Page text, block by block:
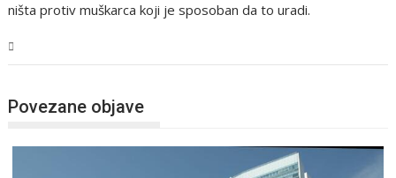
ništa protiv muškarca koji je sposoban da to uradi.
Povezane objave